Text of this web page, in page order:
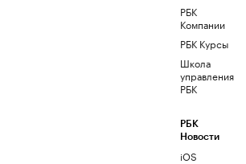
РБК
Компании
РБК Курсы
Школа
управления
РБК
РБК
Новости
iOS